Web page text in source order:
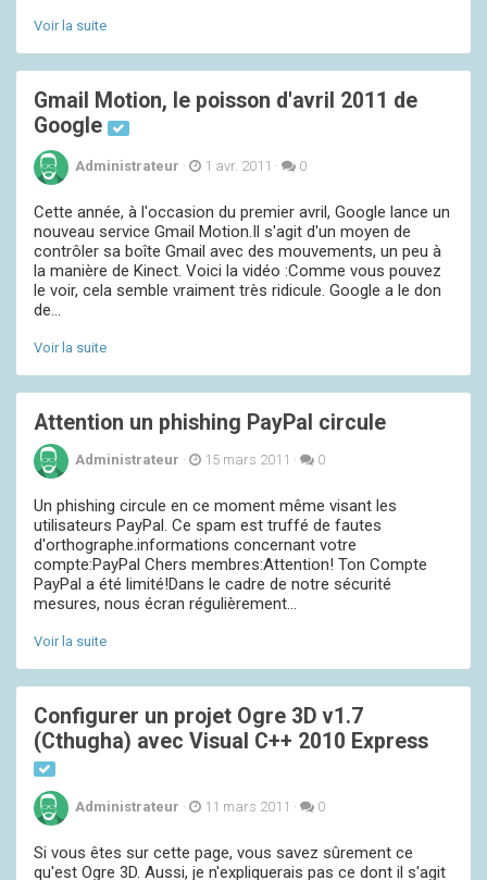
Voir la suite
Gmail Motion, le poisson d'avril 2011 de
Google
Administrateur · 1 avr. 2011 · 0
Cette année, à l'occasion du premier avril, Google lance un
nouveau service Gmail Motion.Il s'agit d'un moyen de
contrôler sa boîte Gmail avec des mouvements, un peu à
la manière de Kinect. Voici la vidéo :Comme vous pouvez
le voir, cela semble vraiment très ridicule. Google a le don
de...
Voir la suite
Attention un phishing PayPal circule
Administrateur · 15 mars 2011 · 0
Un phishing circule en ce moment même visant les
utilisateurs PayPal. Ce spam est truffé de fautes
d'orthographe.informations concernant votre
compte:PayPal Chers membres:Attention! Ton Compte
PayPal a été limité!Dans le cadre de notre sécurité
mesures, nous écran régulièrement...
Voir la suite
Configurer un projet Ogre 3D v1.7
(Cthugha) avec Visual C++ 2010 Express
Administrateur · 11 mars 2011 · 0
Si vous êtes sur cette page, vous savez sûrement ce
qu'est Ogre 3D. Aussi, je n'expliquerais pas ce dont il s'agit